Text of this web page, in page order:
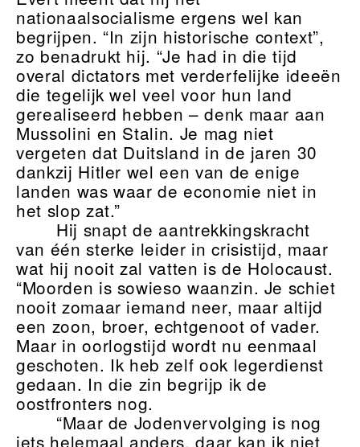
nationaalsocialisme ergens wel kan
begrijpen. “In zijn historische context”,
zo benadrukt hij. “Je had in die tijd
overal dictators met verderfelijke ideeën
die tegelijk wel veel voor hun land
gerealiseerd hebben – denk maar aan
Mussolini en Stalin. Je mag niet
vergeten dat Duitsland in de jaren 30
dankzij Hitler wel een van de enige
landen was waar de economie niet in
het slop zat.”
Hij snapt de aantrekkingskracht
van één sterke leider in crisistijd, maar
wat hij nooit zal vatten is de Holocaust.
“Moorden is sowieso waanzin. Je schiet
nooit zomaar iemand neer, maar altijd
een zoon, broer, echtgenoot of vader.
Maar in oorlogstijd wordt nu eenmaal
geschoten. Ik heb zelf ook legerdienst
gedaan. In die zin begrijp ik de
oostfronters nog.
“Maar de Jodenvervolging is nog
iets helemaal anders, daar kan ik niet